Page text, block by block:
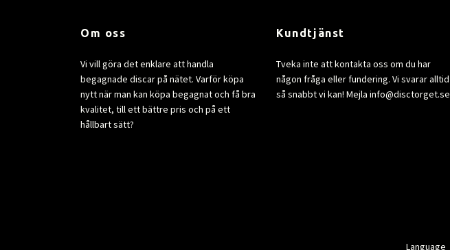
Om oss
Vi vill göra det enklare att handla
begagnade discar på nätet. Varför köpa
nytt när man kan köpa begagnat och få bra
kvalitet, till ett bättre pris och på ett
hållbart sätt?
Kundtjänst
Tveka inte att kontakta oss om du har
någon fråga eller fundering. Vi svarar alltid
så snabbt vi kan! Mejla info@disctorget.se
Language